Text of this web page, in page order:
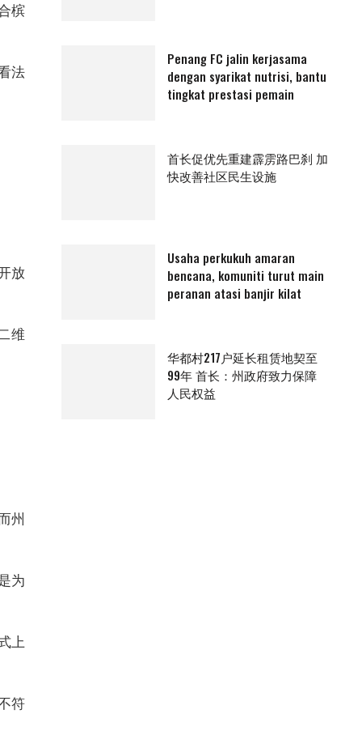
槟
法
放
维
州
为
上
符
Penang FC jalin kerjasama
dengan syarikat nutrisi, bantu
tingkat prestasi pemain
首长促优先重建霹雳路巴刹 加
快改善社区民生设施
Usaha perkukuh amaran
bencana, komuniti turut main
peranan atasi banjir kilat
华都村217户延长租赁地契至
99年 首长：州政府致力保障
人民权益